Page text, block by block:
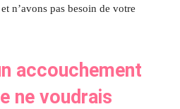
n’avons pas besoin de votre
accouchement
ne voudrais